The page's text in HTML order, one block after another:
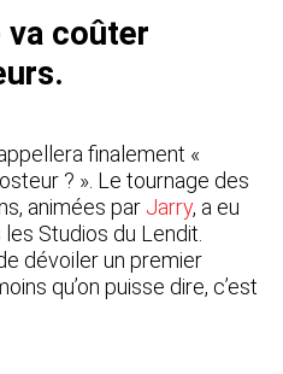
va coûter
finalement «
? ». Le tournage des
animées par Jarry, a eu
Studios du Lendit.
dévoiler un premier
qu’on puisse dire, c’est